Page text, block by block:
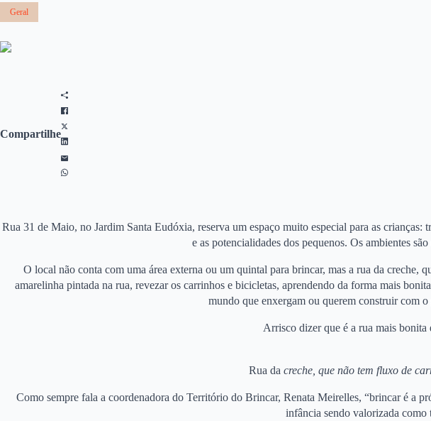
Geral
Compartilhe
Rua 31 de Maio, no Jardim Santa Eudóxia, reserva um espaço muito especial para as
e as potencialidades dos pequenos. Os ambientes
O local não conta com uma área externa ou um quintal para brincar, mas a rua da
amarelinha pintada na rua, revezar os carrinhos e bicicletas, aprendendo da forma mais
mundo que enxergam ou querem construir com
Arrisco dizer que é a rua mais bonita
Rua da creche, que não tem fluxo de
Como sempre fala a coordenadora do Território do Brincar, Renata Meirelles, “brincar é a
infância sendo valorizada como